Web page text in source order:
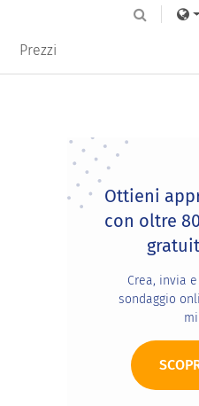
Prezzi
Primary
Sidebar
Ottieni
con oltre
Crea, invia
sondaggio